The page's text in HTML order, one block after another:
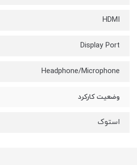
HDMI
Display Port
Headphone/Microphone
وضعیت کارکرد
استوک